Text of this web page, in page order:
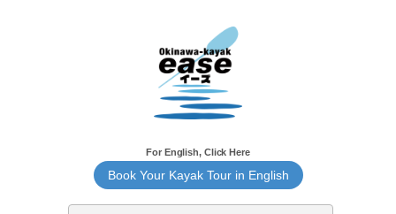
For English, Click Here
Book Your Kayak Tour in English